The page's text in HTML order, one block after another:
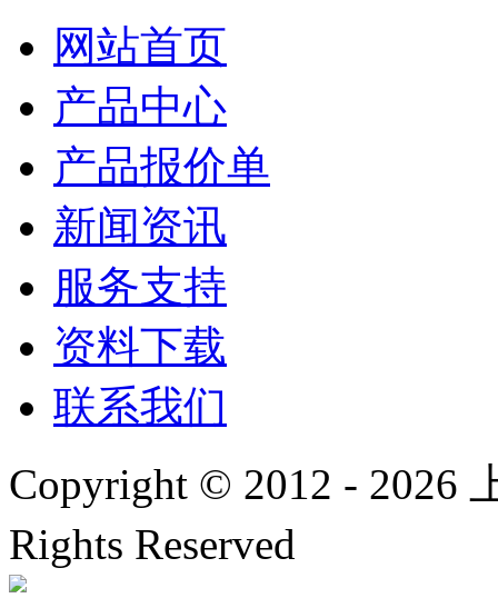
网站首页
产品中心
产品报价单
新闻资讯
服务支持
资料下载
联系我们
Copyright © 2012 - 2026
Rights Reserved